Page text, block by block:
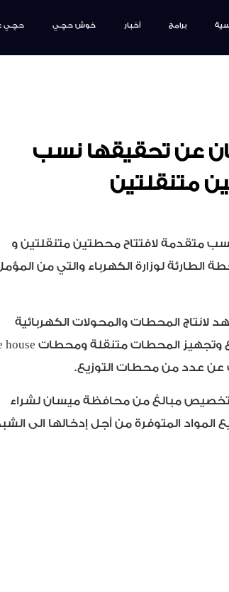
برامج أخبار خوش حچـي حچـي
عن تحقيقها نسب
متنقلتين
لافتتاح محطتين متنقلتين و
الطارئة لوزارة الكهرباء والتي من
المحطات والمحولات الكهربائية
وتجهيز المحطات متنقلة ومحطات
عن عدد من محطات التوزيع.
مبالغ من محافظة ميسان لشراء
المتوفرة من أجل إدخالها الى